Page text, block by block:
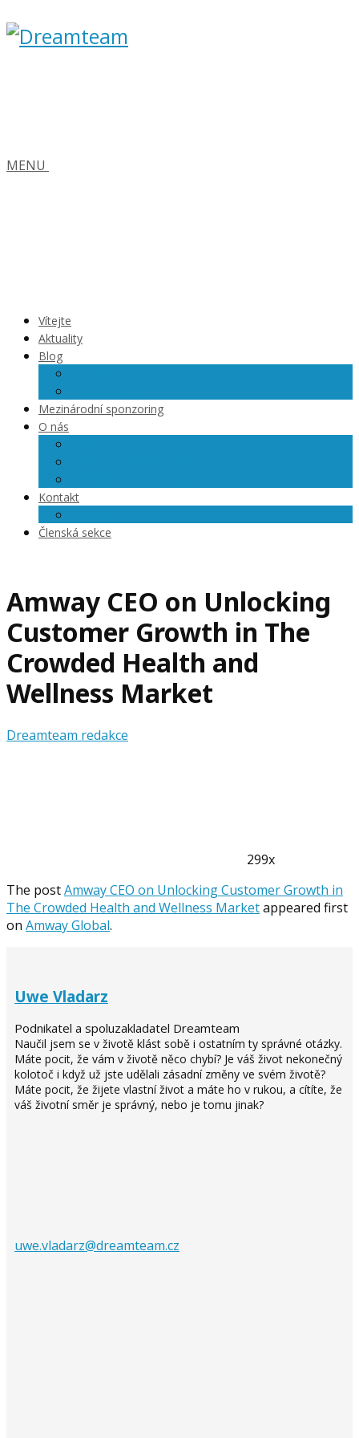
MENU
Vítejte
Aktuality
Blog
Mezinárodní sponzoring
O nás
Kontakt
Členská sekce
Amway CEO on Unlocking
Customer Growth in The
Crowded Health and
Wellness Market
Dreamteam redakce
299x
The postAmway CEO on Unlocking Customer Growth in
The Crowded Health and Wellness Marketappeared first
on Amway Global.
Uwe Vladarz
Podnikatel a spoluzakladatel Dreamteam
Naučil jsem se v životě klást sobě i ostatním ty správné otázky.
Máte pocit, že vám v životě něco chybí? Je váš život nekonečný
kolotoč i když už jste udělali zásadní změny ve svém životě?
Máte pocit, že žijete vlastní život a máte ho v rukou, a cítíte, že
váš životní směr je správný, nebo je tomu jinak?
uwe.vladarz@dreamteam.cz